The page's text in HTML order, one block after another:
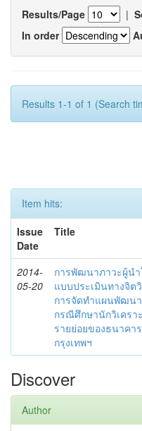
Results/Page |
In order
Results 1-1 of 1 (Search
Item hits:
Issue
Date
Title
2014-
05-20
การพัฒนาภาวะผู้น
แบบประเมินทางจิต
การจัดทำแผนพัฒนา
กรณีศึกษานักวิเครา
รายย่อยของธนาคา
กรุงเทพฯ
Discover
Author